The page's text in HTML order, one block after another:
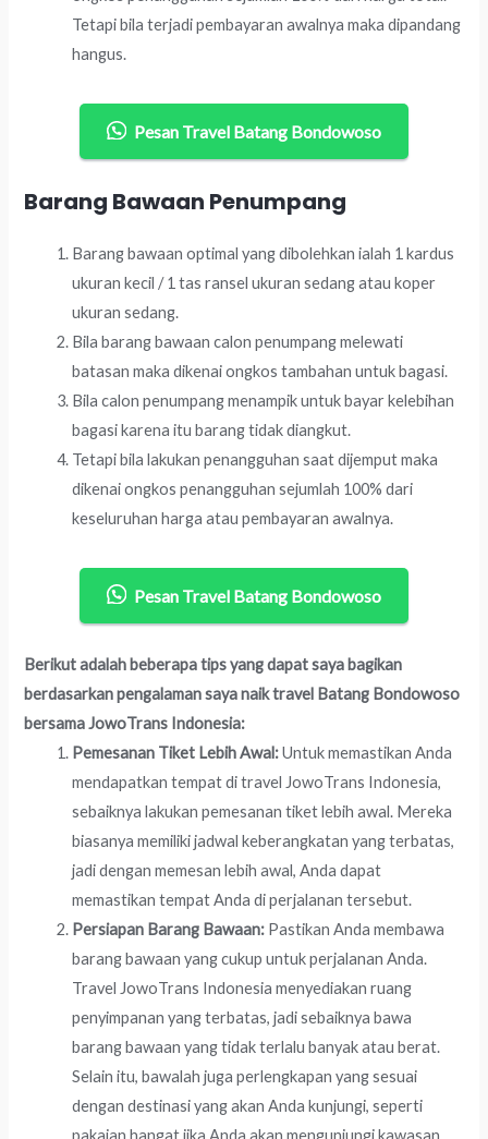
Tetapi bila terjadi pembayaran awalnya maka dipandang
hangus.
Pesan Travel Batang Bondowoso
Barang Bawaan Penumpang
Barang bawaan optimal yang dibolehkan ialah 1 kardus
ukuran kecil / 1 tas ransel ukuran sedang atau koper
ukuran sedang.
Bila barang bawaan calon penumpang melewati
batasan maka dikenai ongkos tambahan untuk bagasi.
Bila calon penumpang menampik untuk bayar kelebihan
bagasi karena itu barang tidak diangkut.
Tetapi bila lakukan penangguhan saat dijemput maka
dikenai ongkos penangguhan sejumlah 100% dari
keseluruhan harga atau pembayaran awalnya.
Pesan Travel Batang Bondowoso
Berikut adalah beberapa tips yang dapat saya bagikan
berdasarkan pengalaman saya naik travel Batang Bondowoso
bersama JowoTrans Indonesia:
Pemesanan Tiket Lebih Awal:Untuk memastikan Anda
mendapatkan tempat di travel JowoTrans Indonesia,
sebaiknya lakukan pemesanan tiket lebih awal. Mereka
biasanya memiliki jadwal keberangkatan yang terbatas,
jadi dengan memesan lebih awal, Anda dapat
memastikan tempat Anda di perjalanan tersebut.
Persiapan Barang Bawaan: Pastikan Anda membawa
barang bawaan yang cukup untuk perjalanan Anda.
Travel JowoTrans Indonesia menyediakan ruang
penyimpanan yang terbatas, jadi sebaiknya bawa
barang bawaan yang tidak terlalu banyak atau berat.
Selain itu, bawalah juga perlengkapan yang sesuai
dengan destinasi yang akan Anda kunjungi, seperti